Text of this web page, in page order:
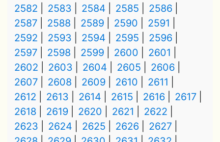
2582
2583 2584 2585
2586
2587
2588 2589 2590
2591
2592
2593 2594 2595
2596
2597
2598 2599 2600
2601
2602
2603 2604 2605
2606
2607
2608 2609 2610
2611
2612
2613 2614 2615 2616
2617
2618
2619 2620 2621
2622
2623
2624 2625 2626
2627